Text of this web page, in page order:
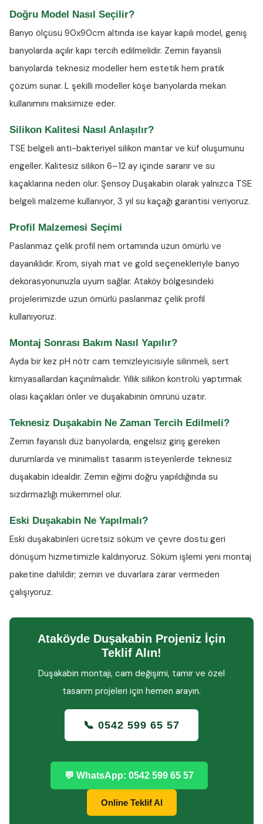
Doğru Model Nasıl Seçilir?
Banyo ölçüsü 90x90cm altında ise kayar kapılı model, geniş
banyolarda açılır kapı tercih edilmelidir. Zemin fayanslı
banyolarda teknesiz modeller hem estetik hem pratik
çözüm sunar. L şekilli modeller köşe banyolarda mekan
kullanımını maksimize eder.
Silikon Kalitesi Nasıl Anlaşılır?
TSE belgeli anti-bakteriyel silikon mantar ve küf oluşumunu
engeller. Kalitesiz silikon 6–12 ay içinde sararır ve su
kaçaklarına neden olur. Şensoy Duşakabin olarak yalnızca TSE
belgeli malzeme kullanıyor, 3 yıl su kaçağı garantisi veriyoruz.
Profil Malzemesi Seçimi
Paslanmaz çelik profil nem ortamında uzun ömürlü ve
dayanıklıdır. Krom, siyah mat ve gold seçenekleriyle banyo
dekorasyonunuzla uyum sağlar. Ataköy bölgesindeki
projelerimizde uzun ömürlü paslanmaz çelik profil
kullanıyoruz.
Montaj Sonrası Bakım Nasıl Yapılır?
Ayda bir kez pH nötr cam temizleyicisiyle silinmeli, sert
kimyasallardan kaçınılmalıdır. Yıllık silikon kontrolü yaptırmak
olası kaçakları önler ve duşakabinin ömrünü uzatır.
Teknesiz Duşakabin Ne Zaman Tercih Edilmeli?
Zemin fayanslı düz banyolarda, engelsiz giriş gereken
durumlarda ve minimalist tasarım isteyenlerde teknesiz
duşakabin idealdir. Zemin eğimi doğru yapıldığında su
sızdırmazlığı mükemmel olur.
Eski Duşakabin Ne Yapılmalı?
Eski duşakabinleri ücretsiz söküm ve çevre dostu geri
dönüşüm hizmetimizle kaldırıyoruz. Söküm işlemi yeni montaj
paketine dahildir; zemin ve duvarlara zarar vermeden
çalışıyoruz.
Ataköyde Duşakabin Projeniz İçin
Teklif Alın!
Duşakabin montajı, cam değişimi, tamir ve özel
tasarım projeleri için hemen arayın.
📞 0542 599 65 57
💬 WhatsApp: 0542 599 65 57
Online Teklif Al